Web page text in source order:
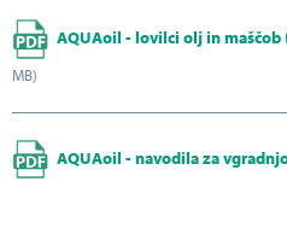
AQUAoil - lovilci olj in
MB)
AQUAoil - navodila za